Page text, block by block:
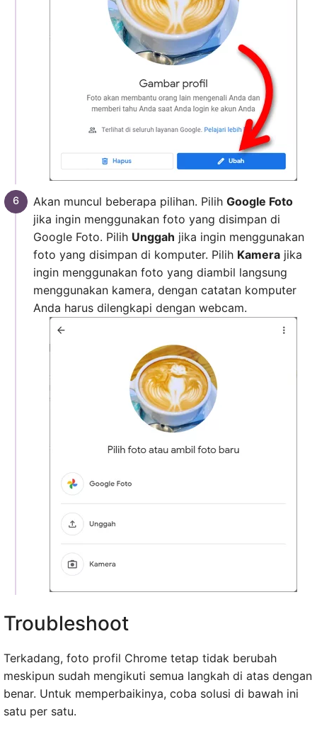
Akan muncul beberapa pilihan. Pilih Google Foto
jika ingin menggunakan foto yang disimpan di
Google Foto. Pilih Unggah jika ingin menggunakan
foto yang disimpan di komputer. Pilih Kamerajika
ingin menggunakan foto yang diambil langsung
menggunakan kamera, dengan catatan komputer
Anda harus dilengkapi dengan webcam.
Troubleshoot
Terkadang, foto profil Chrome tetap tidak berubah
meskipun sudah mengikuti semua langkah di atas dengan
benar. Untuk memperbaikinya, coba solusi di bawah ini
satu per satu.